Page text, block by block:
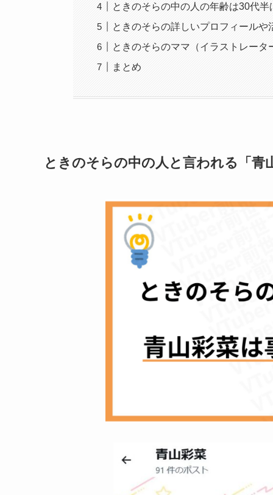
ときのそらの中の人の年齢は30代
ときのそらの詳しいプロフィールや
ときのそらのママ（イラストレー
まとめ
ときのそらの中の人と言われる「青